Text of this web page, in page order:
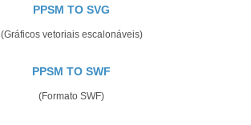
PPSM TO SVG
(Gráficos vetoriais escalonáveis)
PPSM TO SWF
(Formato SWF)